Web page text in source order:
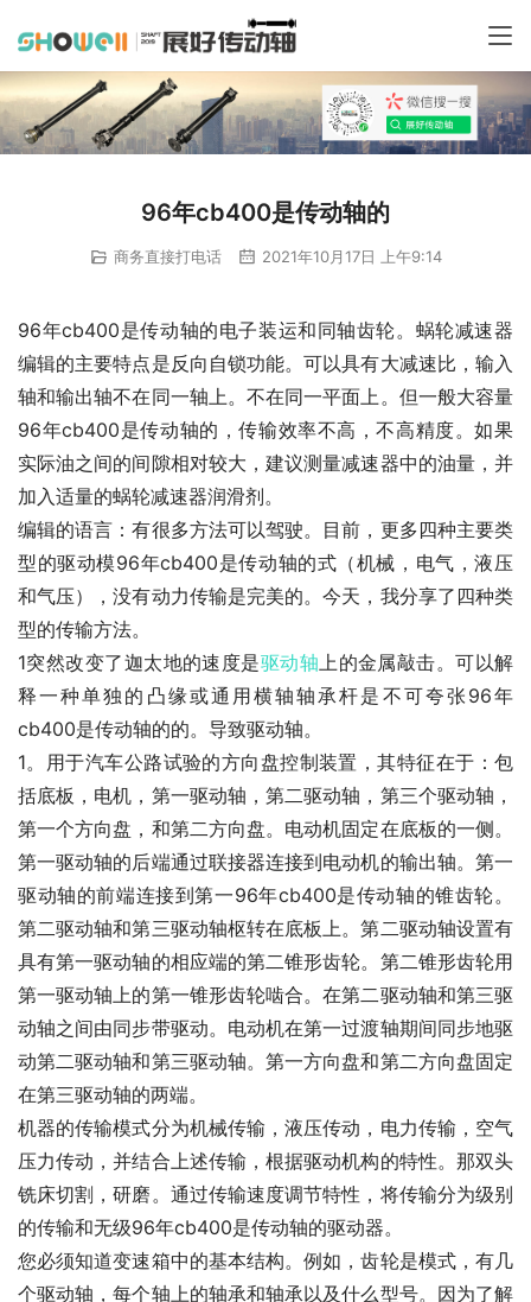
96年cb400是传动轴的
商务直接打电话 2021年10月17日 上午9:14
96年cb400是传动轴的电子装运和同轴齿轮。蜗轮减速器
编辑的主要特点是反向自锁功能。可以具有大减速比，输入
轴和输出轴不在同一轴上。不在同一平面上。但一般大容量
96年cb400是传动轴的，传输效率不高，不高精度。如果
实际油之间的间隙相对较大，建议测量减速器中的油量，并
加入适量的蜗轮减速器润滑剂。
编辑的语言：有很多方法可以驾驶。目前，更多四种主要类
型的驱动模96年cb400是传动轴的式（机械，电气，液压
和气压），没有动力传输是完美的。今天，我分享了四种类
型的传输方法。
1突然改变了迦太地的速度是驱动轴上的金属敲击。可以解
释一种单独的凸缘或通用横轴轴承杆是不可夸张96年
cb400是传动轴的的。导致驱动轴。
1。用于汽车公路试验的方向盘控制装置，其特征在于：包
括底板，电机，第一驱动轴，第二驱动轴，第三个驱动轴，
第一个方向盘，和第二方向盘。电动机固定在底板的一侧。
第一驱动轴的后端通过联接器连接到电动机的输出轴。第一
驱动轴的前端连接到第一96年cb400是传动轴的锥齿轮。
第二驱动轴和第三驱动轴枢转在底板上。第二驱动轴设置有
具有第一驱动轴的相应端的第二锥形齿轮。第二锥形齿轮用
第一驱动轴上的第一锥形齿轮啮合。在第二驱动轴和第三驱
动轴之间由同步带驱动。电动机在第一过渡轴期间同步地驱
动第二驱动轴和第三驱动轴。第一方向盘和第二方向盘固定
在第三驱动轴的两端。
机器的传输模式分为机械传输，液压传动，电力传输，空气
压力传动，并结合上述传输，根据驱动机构的特性。那双头
铣床切割，研磨。通过传输速度调节特性，将传输分为级别
的传输和无级96年cb400是传动轴的驱动器。
您必须知道变速箱中的基本结构。例如，齿轮是模式，有几
个驱动轴，每个轴上的轴承和轴承以及什么型号。因为了解